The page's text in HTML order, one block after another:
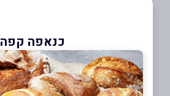
כנאפה קפה